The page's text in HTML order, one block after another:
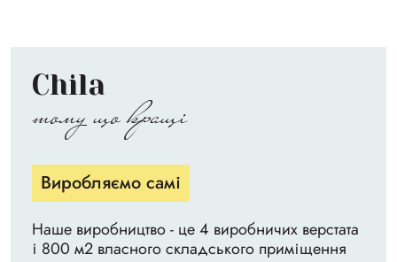
Chila
тому що кращі
Виробляємо самі
Наше виробництво - це 4 виробничих верстата
і 800 м2 власного складського приміщення